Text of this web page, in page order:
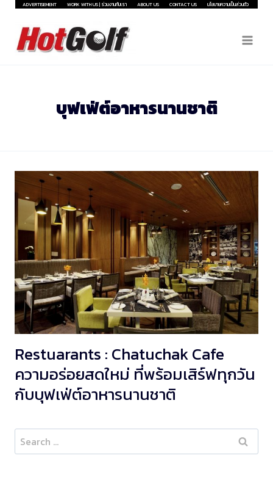
Skip
content
ADVERTISEMENT WORK WITH US | ร่วมงานกับเรา ABOUT US CONTACT US นโยบายความเป็นส่วนตัว
บุฟเฟ่ต์อาหารนานชาติ
Restuarants : Chatuchak Cafe
ความอร่อยสดใหม่ ที่พร้อมเสิร์ฟทุกวัน
กับบุฟเฟ่ต์อาหารนานชาติ
Search
for: